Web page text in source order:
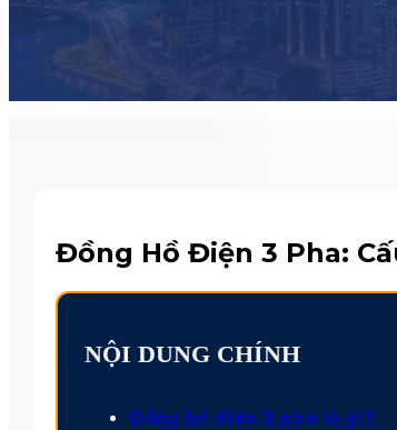
Đồng Hồ Điện 3 Pha:
NỘI DUNG CHÍNH
Đồng hồ điện 3 pha là gì?